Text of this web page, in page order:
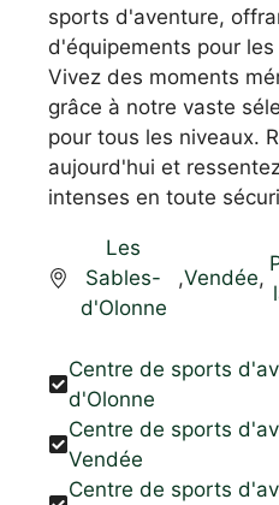
sports d'aventure,
d'équipements pour
Vivez des moments
grâce à notre vaste
pour tous les niveaux.
aujourd'hui et
intenses en toute
Les
Sables-
d'Olonne
,Vendée,
Centre de sports
d'Olonne
Centre de sports
Vendée
Centre de sports